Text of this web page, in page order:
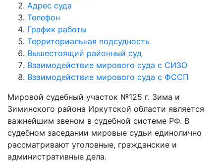
Адрес суда
Телефон
График работы
Территориальная подсудность
Вышестоящий районный суд
Взаимодействие мирового суда с СИЗО
Взаимодействие мирового суда с ФССП
Мировой судебный участок №125 г. Зима и
Зиминского района Иркутской области является
важнейшим звеном в судебной системе РФ. В
судебном заседании мировые судьи единолично
рассматривают уголовные, гражданские и
административные дела.